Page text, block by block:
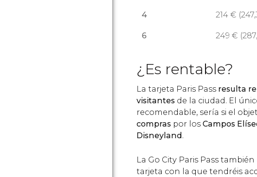
4 214 €
6 249 €
¿Es rentable?
La tarjeta Paris Pass resulta
visitantes de la ciudad. El
recomendable, sería si el
compras por los Campos
Disneyland.
La Go City Paris Pass también
tarjeta con la que tendréis